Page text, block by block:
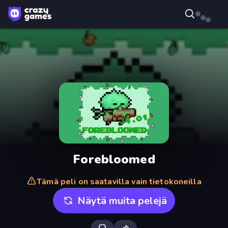
Forebloomed
Tämä peli on saatavilla vain tietokoneilla
Näytä muita pelejä